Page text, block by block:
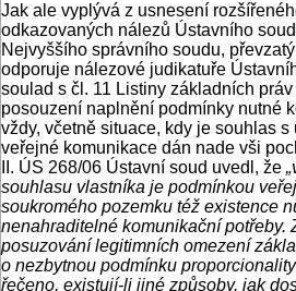
Jak ale vyplývá z usnesení
odkazovaných nálezů Ústavního
Nejvyššího správního soudu,
odporuje nálezové judikatuře
soulad s čl. 11 Listiny základních
posouzení naplnění podmínky nutné
vždy, včetně situace, kdy je souhlas
veřejné komunikace dán nade vši
II. ÚS 268/06 Ústavní soud uvedl, že
souhlasu vlastníka je podmínkou
soukromého pozemku též existence
nenahraditelné komunikační potřeby.
posuzování legitimních omezení
o nezbytnou podmínku
řečeno, existují-li jiné způsoby, jak